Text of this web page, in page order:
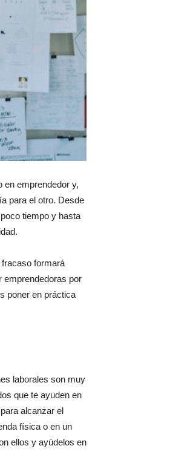
en emprendedor y,
para el otro. Desde
tiempo y hasta
formará
emprendedoras por
poner en práctica
laborales son muy
que te ayuden en
alcanzar el
física o en un
ellos y ayúdelos en